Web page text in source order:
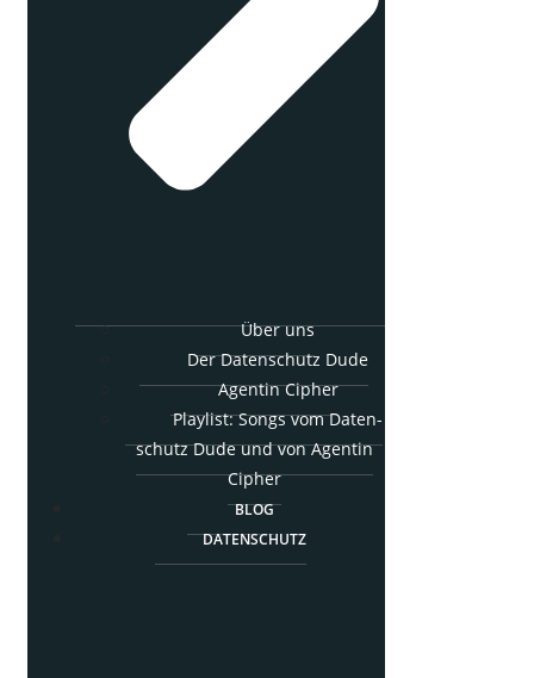
Über uns
Der Daten­schutz Dude
Agen­tin Cipher
Play­list: Songs vom Daten­
schutz Dude und von Agen­tin
Cipher
BLOG
DATEN­SCHUTZ